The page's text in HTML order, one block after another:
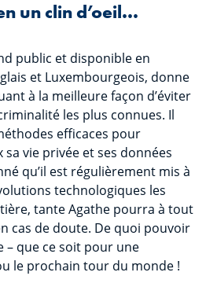
un clin d’oeil...
public et disponible en
et Luxembourgeois, donne
à la meilleure façon d’éviter
les plus connues. Il
efficaces pour
vie privée et ses données
qu’il est régulièrement mis à
technologiques les
tante Agathe pourra à tout
cas de doute. De quoi pouvoir
– que ce soit pour une
le prochain tour du monde !